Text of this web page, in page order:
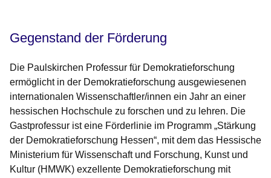
Gegenstand der Förderung
Die Paulskirchen Professur für Demokratieforschung
ermöglicht in der Demokratieforschung ausgewiesenen
internationalen Wissenschaftler/innen ein Jahr an einer
hessischen Hochschule zu forschen und zu lehren. Die
Gastprofessur ist eine Förderlinie im Programm „Stärkung
der Demokratieforschung Hessen“, mit dem das Hessische
Ministerium für Wissenschaft und Forschung, Kunst und
Kultur (HMWK) exzellente Demokratieforschung mit